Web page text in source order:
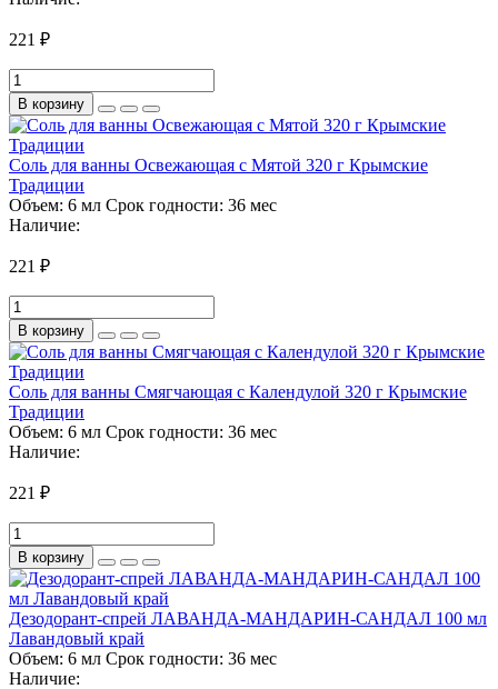
221 ₽
В корзину
Соль для ванны Освежающая с Мятой 320 г Крымские
Традиции
Объем: 6 мл Срок годности: 36 мес
Наличие:
221 ₽
В корзину
Соль для ванны Смягчающая с Календулой 320 г Крымские
Традиции
Объем: 6 мл Срок годности: 36 мес
Наличие:
221 ₽
В корзину
Дезодорант-спрей ЛАВАНДА-МАНДАРИН-САНДАЛ 100 мл
Лавандовый край
Объем: 6 мл Срок годности: 36 мес
Наличие: